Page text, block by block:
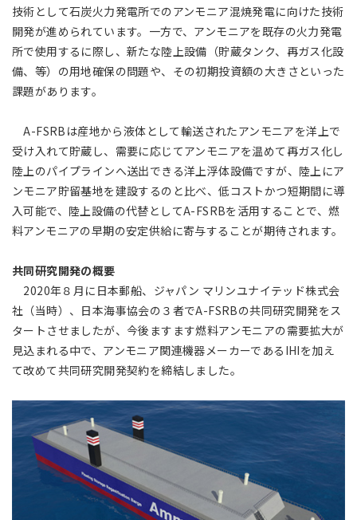
技術として石炭火力発電所でのアンモニア混焼発電に向けた技術
開発が進められています。一方で、アンモニアを既存の火力発電
所で使用するに際し、新たな陸上設備（貯蔵タンク、再ガス化設
備、等）の用地確保の問題や、その初期投資額の大きさといった
課題があります。
A-FSRBは産地から液体として輸送されたアンモニアを洋上で
受け入れて貯蔵し、需要に応じてアンモニアを温めて再ガス化し
陸上のパイプラインへ送出できる洋上浮体設備ですが、陸上にア
ンモニア貯留基地を建設するのと比べ、低コストかつ短期間に導
入可能で、陸上設備の代替としてA-FSRBを活用することで、燃
料アンモニアの早期の安定供給に寄与することが期待されます。
共同研究開発の概要
2020年８月に日本郵船、ジャパン マリンユナイテッド株式会
社（当時）、日本海事協会の３者でA-FSRBの共同研究開発をス
タートさせましたが、今後ますます燃料アンモニアの需要拡大が
見込まれる中で、アンモニア関連機器メーカーであるIHIを加え
て改めて共同研究開発契約を締結しました。